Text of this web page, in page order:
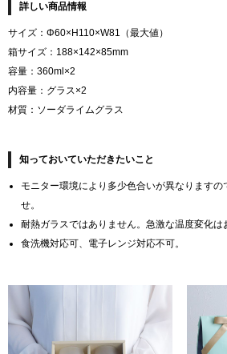
詳しい商品情報
サイズ：Φ60×H110×W81（最大値）
箱サイズ：188×142×85mm
容量：360ml×2
内容量：グラス×2
材質：ソーダライムグラス
知っておいていただきたいこと
モニター環境により多少色合いが異なりますの
せ。
耐熱ガラスではありません。急激な温度変化は
食洗機対応可、電子レンジ対応不可。